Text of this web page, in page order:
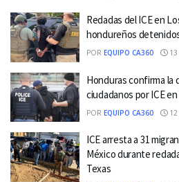
Redadas del ICE en
hondureños
POR EQUIPO CA360 13
Honduras confirma la
ciudadanos por ICE
POR EQUIPO CA360 12
ICE arresta a 31
México durante
Texas